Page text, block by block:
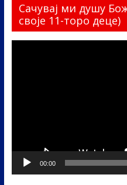
Сачувај ми душу
своје 11-торо деце)
00:00